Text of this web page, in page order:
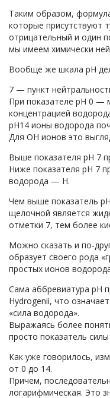
Таким образом,
которые присутствуют
отрицательный и один
мы имеем химически
Вообще же шкала рН
7 — пункт
При показателе рН 0 —
концентрацией
рН14 ионы водорода
Для ОН ионов это
Выше показателя рН 7
Ниже показателя рН 7
водорода — Н.
Чем выше показатель
щелочной является
отметки 7, тем более
Можно сказать и по-
образует своего рода
простых ионов
Сама аббревиатура рН
Hydrogenii, что
«сила водорода».
Выражаясь более
просто показатель
Как уже говорилось,
от 0 до 14.
Причем,
логарифмическая. Это